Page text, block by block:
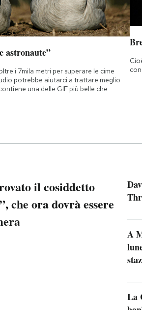
astronaute”
i 7mila metri per superare le cime
potrebbe aiutarci a trattare meglio
una delle GIF più belle che
il cosiddetto
che ora dovrà essere
A
La